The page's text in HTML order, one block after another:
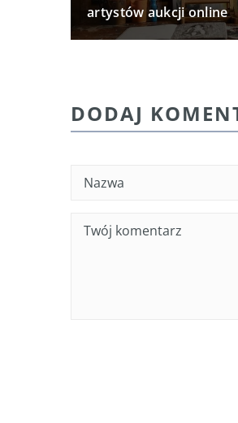
artystów aukcji online
DODAJ